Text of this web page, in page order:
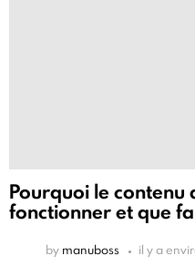
Pourquoi le contenu
fonctionner et que
by manuboss il y a